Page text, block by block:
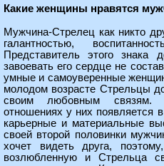
Какие женщины нравятся
Мужчина-Стрелец как никто
галантностью,
Представитель этого знака
завоевать его сердце не
умные и самоуверенные
молодом возрасте Стрельцы
своим любовным связям.
отношениях у них появляется
карьерные и материальные
своей второй половинки
хочет видеть друга,
возлюбленную и Стрельца